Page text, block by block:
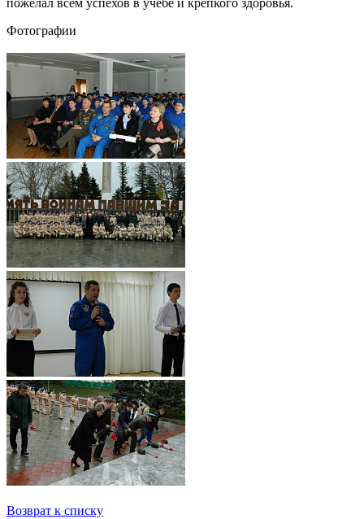
пожелал всем успехов в учебе и крепкого здоровья.
Фотографии
Возврат к списку